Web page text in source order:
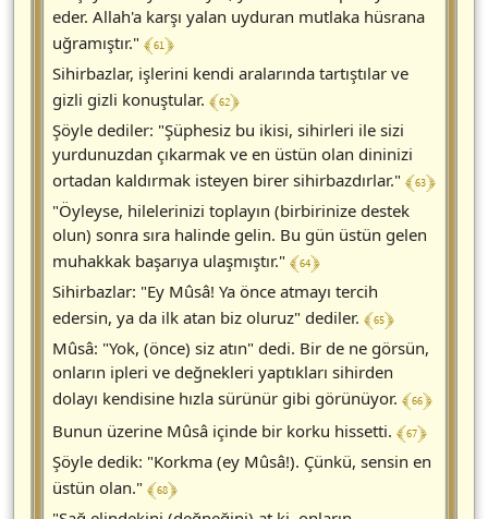
eder. Allah'a karşı yalan uyduran mutlaka hüsrana
uğramıştır." ﴾ 61 ﴿
Sihirbazlar, işlerini kendi aralarında tartıştılar ve
gizli gizli konuştular. ﴾ 62 ﴿
Şöyle dediler: "Şüphesiz bu ikisi, sihirleri ile sizi
yurdunuzdan çıkarmak ve en üstün olan dininizi
ortadan kaldırmak isteyen birer sihirbazdırlar." ﴾ 63 ﴿
"Öyleyse, hilelerinizi toplayın (birbirinize destek
olun) sonra sıra halinde gelin. Bu gün üstün gelen
muhakkak başarıya ulaşmıştır." ﴾ 64 ﴿
Sihirbazlar: "Ey Mûsâ! Ya önce atmayı tercih
edersin, ya da ilk atan biz oluruz" dediler. ﴾ 65 ﴿
Mûsâ: "Yok, (önce) siz atın" dedi. Bir de ne görsün,
onların ipleri ve değnekleri yaptıkları sihirden
dolayı kendisine hızla sürünür gibi görünüyor. ﴾ 66 ﴿
Bunun üzerine Mûsâ içinde bir korku hissetti. ﴾ 67 ﴿
Şöyle dedik: "Korkma (ey Mûsâ!). Çünkü, sensin en
üstün olan." ﴾ 68 ﴿